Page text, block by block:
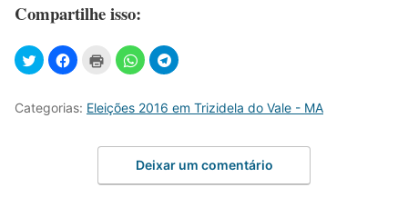
Compartilhe isso:
Categorias: Eleições 2016 em Trizidela do Vale - MA
Deixar um comentário